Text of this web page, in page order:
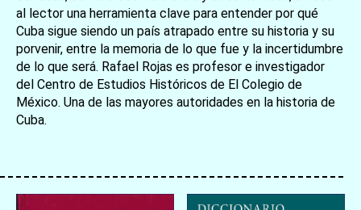
al lector una herramienta clave para entender por qué
Cuba sigue siendo un país atrapado entre su historia y su
porvenir, entre la memoria de lo que fue y la incertidumbre
de lo que será. Rafael Rojas es profesor e investigador
del Centro de Estudios Históricos de El Colegio de
México. Una de las mayores autoridades en la historia de
Cuba.